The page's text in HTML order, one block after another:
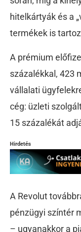
hitelkártyák és a
termékek is
A prémium
százalékkal, 423
vállalati
cég: üzleti
15 százalékát
Hirdetés
A Revolut
pénzügyi színtér
– ugyanakkor a